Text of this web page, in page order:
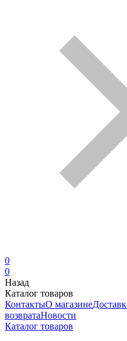
0
0
Назад
Каталог товаров
КонтактыО магазине
возвратаНовости
Каталог товаров